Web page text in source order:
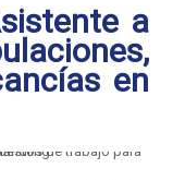
a
en